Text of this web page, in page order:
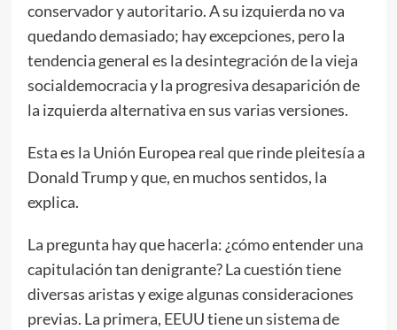
conservador y autoritario. A su izquierda no va
quedando demasiado; hay excepciones, pero la
tendencia general es la desintegración de la vieja
socialdemocracia y la progresiva desaparición de
la izquierda alternativa en sus varias versiones.
Esta es la Unión Europea real que rinde pleitesía a
Donald Trump y que, en muchos sentidos, la
explica.
La pregunta hay que hacerla: ¿cómo entender una
capitulación tan denigrante? La cuestión tiene
diversas aristas y exige algunas consideraciones
previas. La primera, EEUU tiene un sistema de